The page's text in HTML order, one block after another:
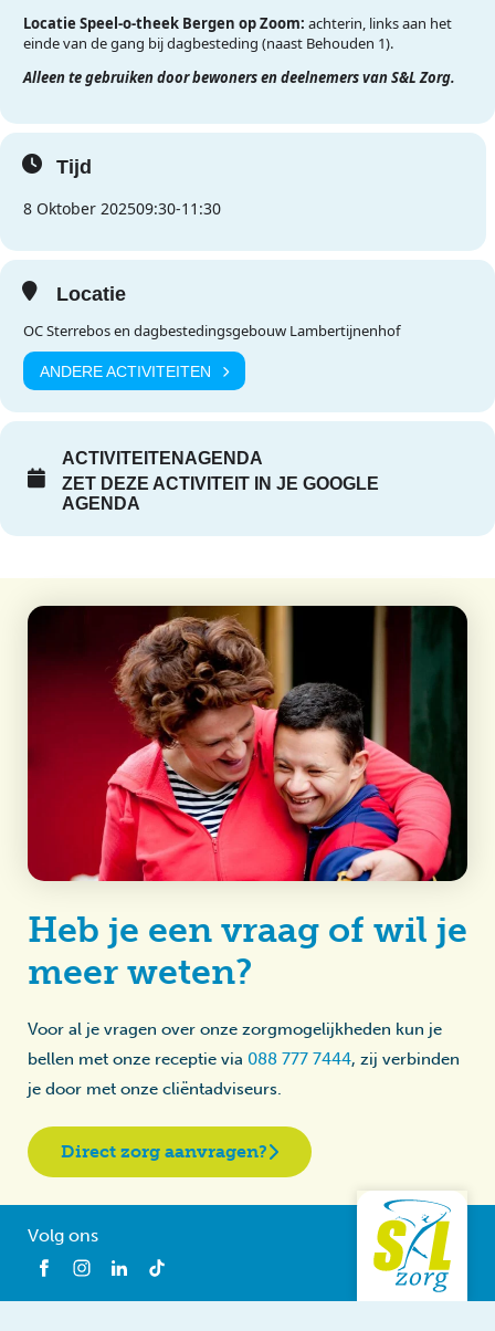
Locatie Speel-o-theek Bergen op Zoom: achterin, links aan het
einde van de gang bij dagbesteding (naast Behouden 1).
Alleen te gebruiken door bewoners en deelnemers van S&L Zorg.
Tijd
8 Oktober 202509:30-11:30
Locatie
OC Sterrebos en dagbestedingsgebouw Lambertijnenhof
ANDERE ACTIVITEITEN
ACTIVITEITENAGENDA
ZET DEZE ACTIVITEIT IN JE GOOGLE
AGENDA
Heb je een vraag of wil je
meer weten?
Voor al je vragen over onze zorgmogelijkheden kun je
bellen met onze receptie via 088 777 7444, zij verbinden
je door met onze cliëntadviseurs.
Direct zorg aanvragen?
Volg ons